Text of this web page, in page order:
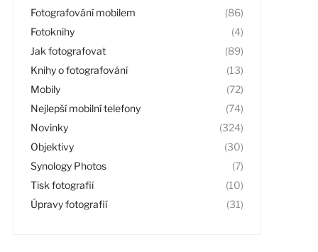
Fotografování mobilem
(86)
Fotoknihy
(4)
Jak fotografovat
(89)
Knihy o fotografování
(13)
Mobily
(72)
Nejlepší mobilní telefony
(74)
Novinky
(324)
Objektivy
(30)
Synology Photos
(7)
Tisk fotografií
(10)
Úpravy fotografií
(31)